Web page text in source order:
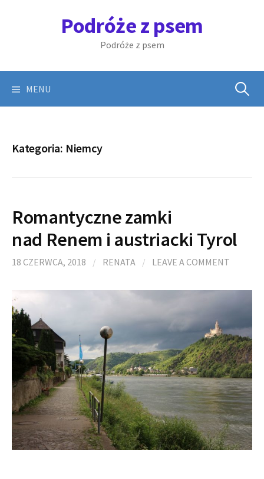
Podróże z psem
Podróże z psem
MENU Szukaj:
Kategoria: Niemcy
Romantyczne zamki
nad Renem i austriacki Tyrol
18 CZERWCA, 2018 / RENATA / LEAVE A COMMENT